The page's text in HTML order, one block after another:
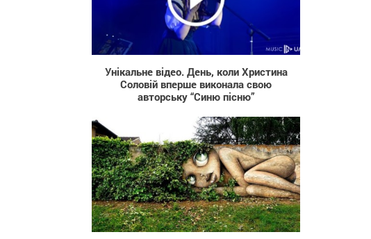
Унікальне відео. День, коли Христина
Соловій вперше виконала свою
авторську “Синю пісню”
2 467